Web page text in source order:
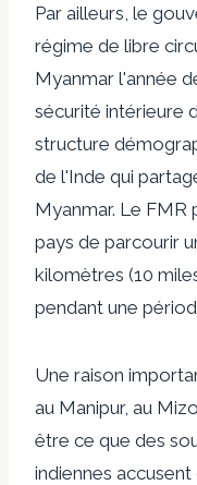
Par ailleurs, le
régime de libre
Myanmar l'année
sécurité intérieure
structure
de l'Inde qui
Myanmar. Le FMR
pays de parcourir
kilomètres (10
pendant une
Une raison
au Manipur, au
être ce que des
indiennes